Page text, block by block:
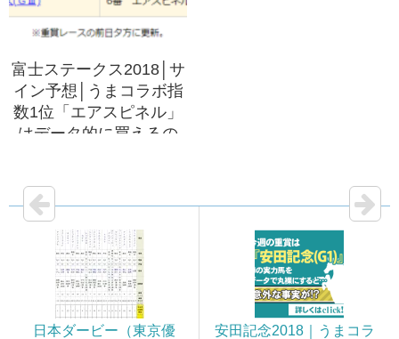
富士ステークス2018│サ
イン予想│うまコラボ指
数1位「エアスピネル」
はデータ的に買えるの
日本ダービー（東京優
安田記念2018｜うまコラ